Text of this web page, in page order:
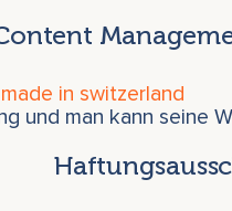
in switzerland
und man kann seine